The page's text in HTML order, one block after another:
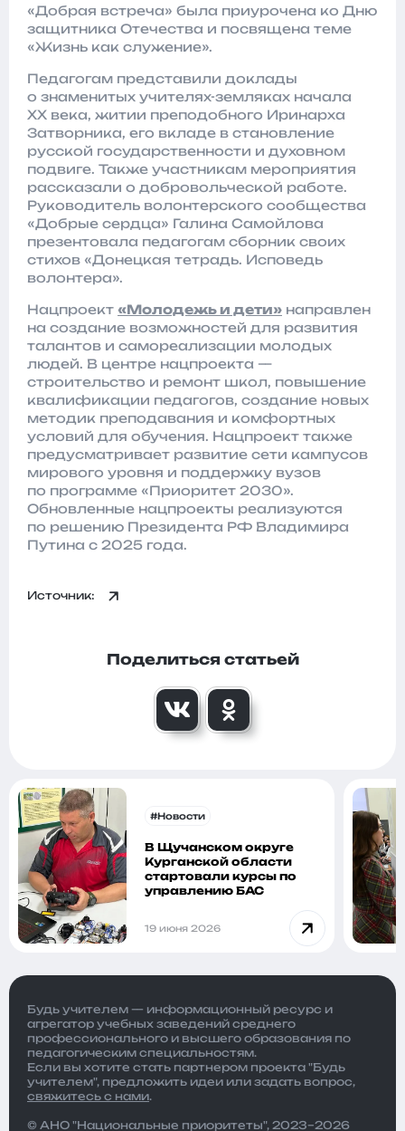
«Добрая встреча» была приурочена ко Дню
защитника Отечества и посвящена теме
«Жизнь как служение».
Педагогам представили доклады
о знаменитых учителях-земляках начала
ХХ века, житии преподобного Иринарха
Затворника, его вкладе в становление
русской государственности и духовном
подвиге. Также участникам мероприятия
рассказали о добровольческой работе.
Руководитель волонтерского сообщества
«Добрые сердца» Галина Самойлова
презентовала педагогам сборник своих
стихов «Донецкая тетрадь. Исповедь
волонтера».
Нацпроект «Молодежь и дети» направлен
на создание возможностей для развития
талантов и самореализации молодых
людей. В центре нацпроекта —
строительство и ремонт школ, повышение
квалификации педагогов, создание новых
методик преподавания и комфортных
условий для обучения. Нацпроект также
предусматривает развитие сети кампусов
мирового уровня и поддержку вузов
по программе «Приоритет 2030».
Обновленные нацпроекты реализуются
по решению Президента РФ Владимира
Путина с 2025 года.
Источник:
Поделиться статьей
#Новости
В Щучанском округе
Курганской области
стартовали курсы по
управлению БАС
19 июня 2026
Будь учителем — информационный ресурс и
агрегатор учебных заведений среднего
профессионального и высшего образования по
педагогическим специальностям.
Если вы хотите стать партнером проекта "Будь
учителем", предложить идеи или задать вопрос,
свяжитесь с нами.
© АНО "Национальные приоритеты", 2023–2026